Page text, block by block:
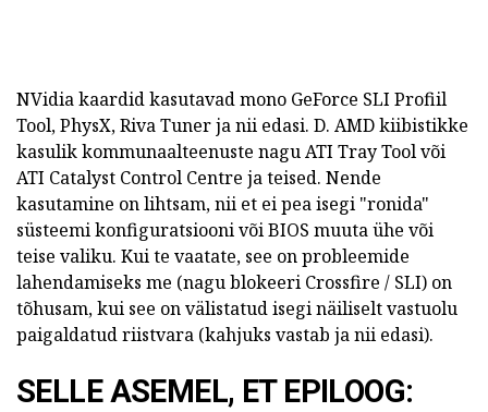
NVidia kaardid kasutavad mono GeForce SLI Profiil
Tool, PhysX, Riva Tuner ja nii edasi. D. AMD kiibistikke
kasulik kommunaalteenuste nagu ATI Tray Tool või
ATI Catalyst Control Centre ja teised. Nende
kasutamine on lihtsam, nii et ei pea isegi "ronida"
süsteemi konfiguratsiooni või BIOS muuta ühe või
teise valiku. Kui te vaatate, see on probleemide
lahendamiseks me (nagu blokeeri Crossfire / SLI) on
tõhusam, kui see on välistatud isegi näiliselt vastuolu
paigaldatud riistvara (kahjuks vastab ja nii edasi).
SELLE ASEMEL, ET EPILOOG: